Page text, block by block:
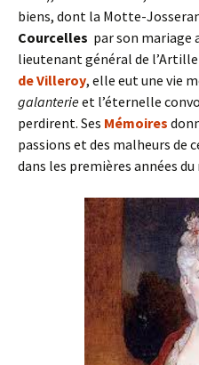
biens, dont la Motte-
Courcelles par son mariage
lieutenant général de
de Villeroy, elle eut une vie
galanterieet l’éternelle
perdirent. Ses Mémoires
passions et des malheurs de
dans les premières années du